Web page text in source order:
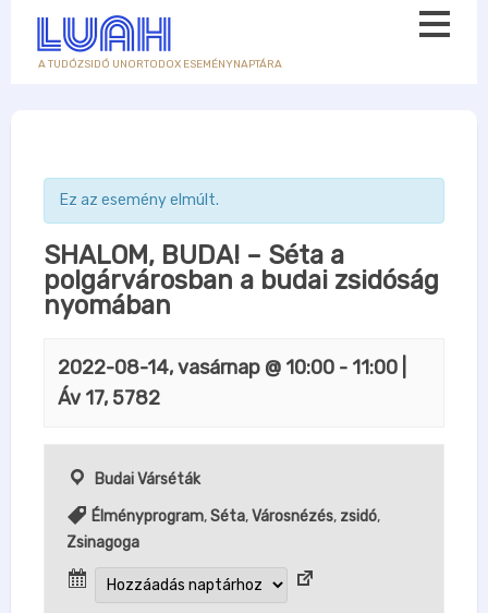
A TUDÓZSIDÓ UNORTODOX ESEMÉNYNAPTÁRA
Ez az esemény elmúlt.
SHALOM, BUDA! – Séta a
polgárvárosban a budai zsidóság
nyomában
2022-08-14, vasárnap @ 10:00 - 11:00
Áv 17, 5782
Budai Várséták
Élményprogram,Séta,Városnézés, zsidó,
Zsinagoga